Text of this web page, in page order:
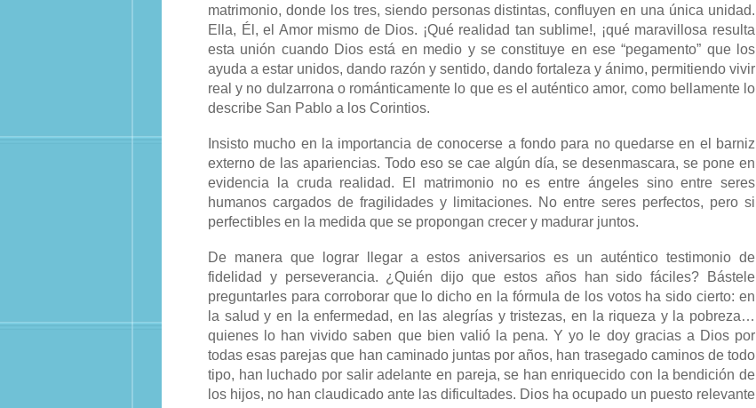
matrimonio, donde los tres, siendo personas distintas, confluyen en una única unidad.
Ella, Él, el Amor mismo de Dios. ¡Qué realidad tan sublime!, ¡qué maravillosa resulta
esta unión cuando Dios está en medio y se constituye en ese “pegamento” que los
ayuda a estar unidos, dando razón y sentido, dando fortaleza y ánimo, permitiendo vivir
real y no dulzarrona o románticamente lo que es el auténtico amor, como bellamente lo
describe San Pablo a los Corintios.
Insisto mucho en la importancia de conocerse a fondo para no quedarse en el barniz
externo de las apariencias. Todo eso se cae algún día, se desenmascara, se pone en
evidencia la cruda realidad. El matrimonio no es entre ángeles sino entre seres
humanos cargados de fragilidades y limitaciones. No entre seres perfectos, pero si
perfectibles en la medida que se propongan crecer y madurar juntos.
De manera que lograr llegar a estos aniversarios es un auténtico testimonio de
fidelidad y perseverancia. ¿Quién dijo que estos años han sido fáciles? Bástele
preguntarles para corroborar que lo dicho en la fórmula de los votos ha sido cierto: en
la salud y en la enfermedad, en las alegrías y tristezas, en la riqueza y la pobreza…
quienes lo han vivido saben que bien valió la pena. Y yo le doy gracias a Dios por
todas esas parejas que han caminado juntas por años, han trasegado caminos de todo
tipo, han luchado por salir adelante en pareja, se han enriquecido con la bendición de
los hijos, no han claudicado ante las dificultades. Dios ha ocupado un puesto relevante